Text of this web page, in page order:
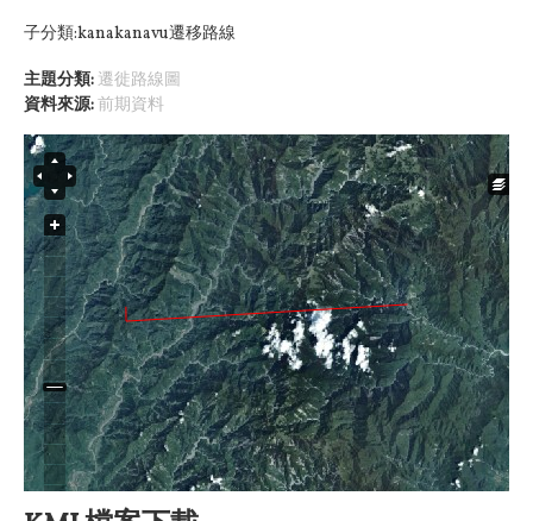
子分類:kanakanavu遷移路線
主題分類:遷徙路線圖
資料來源:前期資料